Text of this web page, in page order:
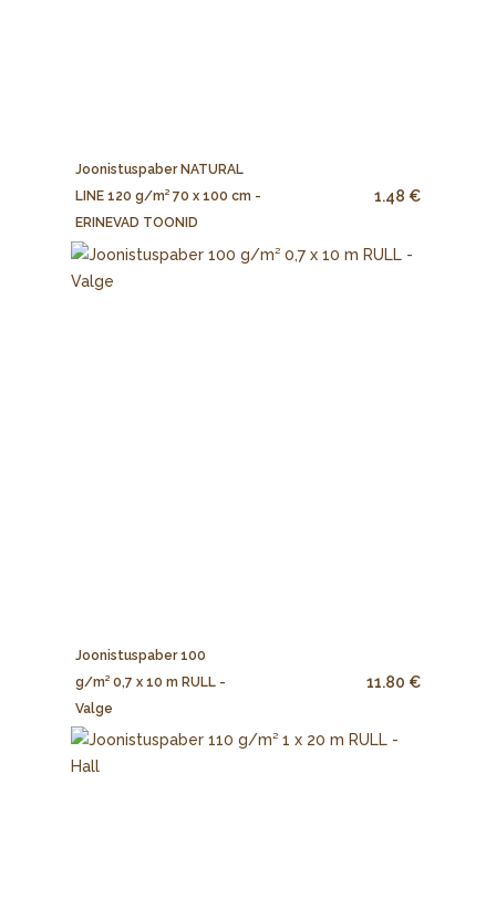
Joonistuspaber NATURAL
LINE 120 g/m² 70 x 100 cm -
ERINEVAD TOONID
1.48 €
Joonistuspaber 100
g/m² 0,7 x 10 m RULL -
Valge
11.80 €